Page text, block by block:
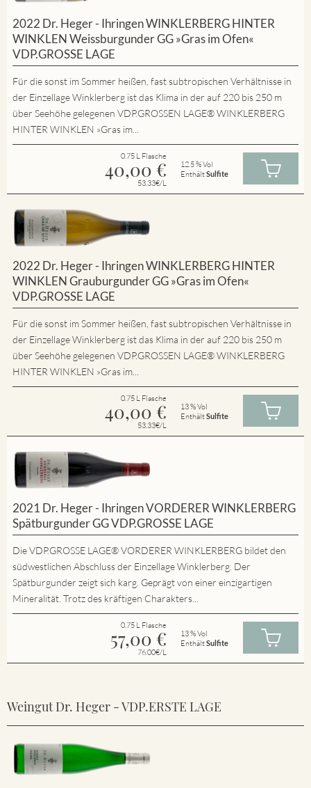
2022 Dr. Heger - Ihringen WINKLERBERG HINTER
WINKLEN Weissburgunder GG »Gras im Ofen«
VDP.GROSSE LAGE
Für die sonst im Sommer heißen, fast subtropischen Verhältnisse in
der Einzellage Winklerberg ist das Klima in der auf 220 bis 250 m
über Seehöhe gelegenen VDP.GROSSEN LAGE® WINKLERBERG
HINTER WINKLEN »Gras im...
0.75 L Flasche
40,00 €
53.33€/L
12.5 % Vol
EnthältSulfite
2022 Dr. Heger - Ihringen WINKLERBERG HINTER
WINKLEN Grauburgunder GG »Gras im Ofen«
VDP.GROSSE LAGE
Für die sonst im Sommer heißen, fast subtropischen Verhältnisse in
der Einzellage Winklerberg ist das Klima in der auf 220 bis 250 m
über Seehöhe gelegenen VDP.GROSSEN LAGE® WINKLERBERG
HINTER WINKLEN »Gras im...
0.75 L Flasche
40,00 €
53.33€/L
13 % Vol
EnthältSulfite
2021 Dr. Heger - Ihringen VORDERER WINKLERBERG
Spätburgunder GG VDP.GROSSE LAGE
Die VDP.GROSSE LAGE® VORDERER WINKLERBERG bildet den
südwestlichen Abschluss der Einzellage Winklerberg. Der
Spätburgunder zeigt sich karg. Geprägt von einer einzigartigen
Mineralität. Trotz des kräftigen Charakters...
0.75 L Flasche
57,00 €
76.00€/L
13 % Vol
EnthältSulfite
Weingut Dr. Heger - VDP.ERSTE LAGE